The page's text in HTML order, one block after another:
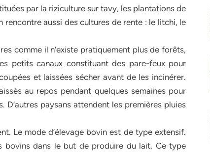
par la riziculture sur tavy, les plantations de
rencontre aussi des cultures de rente : le litchi, le
comme il n’existe pratiquement plus de forêts,
petits canaux constituant des pare-feux pour
et laissées sécher avant de les incinérer.
au repos pendant quelques semaines pour
D’autres paysans attendent les premières pluies
Le mode d’élevage bovin est de type extensif.
bovins dans le but de produire du lait. Ce type